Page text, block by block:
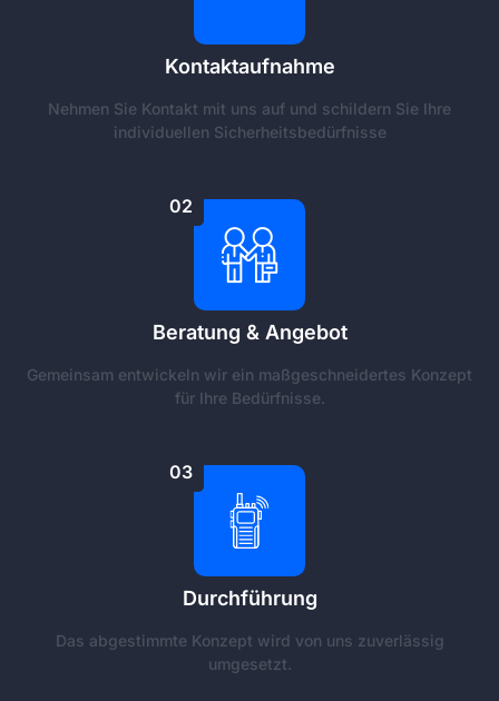
Kontaktaufnahme
Nehmen Sie Kontakt mit uns auf und schildern Sie Ihre
individuellen Sicherheitsbedürfnisse
02
Beratung & Angebot
Gemeinsam entwickeln wir ein maßgeschneidertes Konzept
für Ihre Bedürfnisse.
03
Durchführung
Das abgestimmte Konzept wird von uns zuverlässig
umgesetzt.